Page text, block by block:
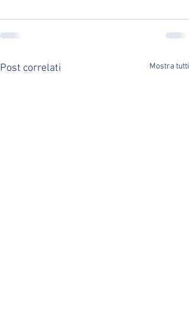
Post correlati Mostra tutti